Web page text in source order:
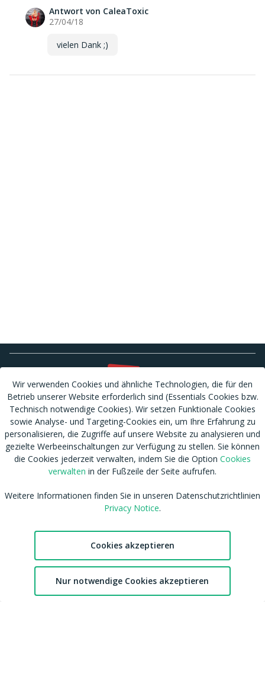
Favoriten
Antwort von CaleaToxic
27/04/18
vielen Dank ;)
RSS
Tags
Amateur werden
Mitgliedschaft
Impressum
Entfernung von Inhalten
Nutzungsbedingungen
Datenschutzhinweis
Cookies verwalten
NCC Policy
EU DSA
Leitlinien zu unserem Empfehlungssystem
Accessibility
Australian eSafety
Affiliates
Wir verwenden Cookies und ähnliche Technologien, die für den
Betrieb unserer Website erforderlich sind (Essentials Cookies bzw.
Technisch notwendige Cookies). Wir setzen Funktionale Cookies
sowie Analyse- und Targeting-Cookies ein, um Ihre Erfahrung zu
personalisieren, die Zugriffe auf unsere Website zu analysieren und
gezielte Werbeeinschaltungen zur Verfügung zu stellen. Sie können
die Cookies jederzeit verwalten, indem Sie die Option Cookies
verwalten in der Fußzeile der Seite aufrufen.
Weitere Informationen finden Sie in unseren Datenschutzrichtlinien
Privacy Notice.
Cookies akzeptieren
Nur notwendige Cookies akzeptieren